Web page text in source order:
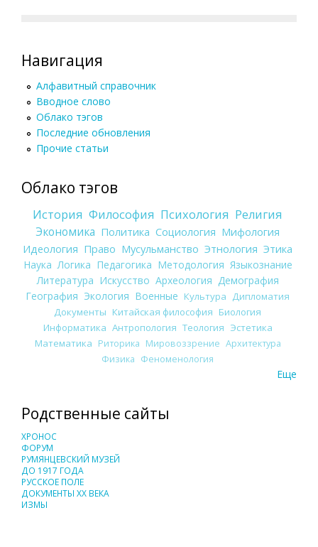
Навигация
Алфавитный справочник
Вводное слово
Облако тэгов
Последние обновления
Прочие статьи
Облако тэгов
История Философия Психология Религия
Экономика Политика Социология Мифология
Идеология Право Мусульманство Этнология Этика
Наука Логика Педагогика Методология Языкознание
Литература Искусство Археология Демография
География Экология Военные Культура
Дипломатия
Документы Китайская философия Биология
Информатика Антропология Теология Эстетика
Математика Риторика Мировоззрение Архитектура
Физика Феноменология
Еще
Родственные сайты
ХРОНОС
ФОРУМ
РУМЯНЦЕВСКИЙ МУЗЕЙ
ДО 1917 ГОДА
РУССКОЕ ПОЛЕ
ДОКУМЕНТЫ XX ВЕКА
ИЗМЫ